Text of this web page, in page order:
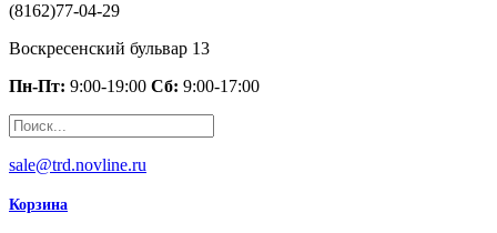
(8162)77-04-29
Воскресенский бульвар 13
Пн-Пт: 9:00-19:00 Сб: 9:00-17:00
sale@trd.novline.ru
Корзина